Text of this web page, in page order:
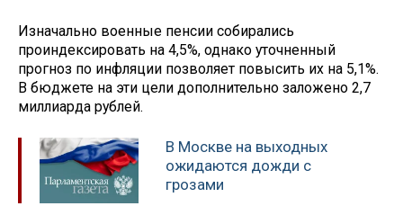
Изначально военные пенсии собирались
проиндексировать на 4,5%, однако уточненный
прогноз по инфляции позволяет повысить их на 5,1%.
В бюджете на эти цели дополнительно заложено 2,7
миллиарда рублей.
В Москве на выходных
ожидаются дожди с
грозами